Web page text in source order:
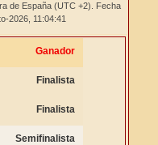
de España (UTC +2). Fecha
2026, 11:04:41
Ganador
Finalista
Finalista
Semifinalista